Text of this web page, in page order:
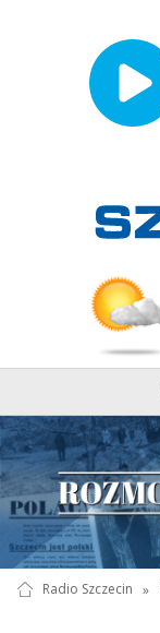
Radio Szczecin »